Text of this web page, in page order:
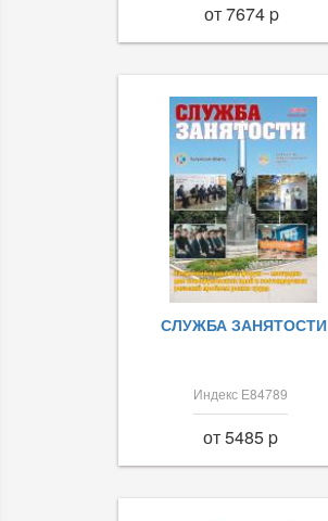
от 7674 p
СЛУЖБА ЗАНЯТОСТИ
Индекс Е84789
от 5485 p